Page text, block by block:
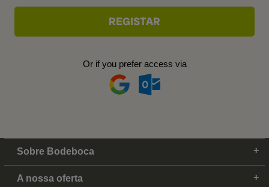
Or if you prefer access via
Sobre Bodeboca
A nossa oferta